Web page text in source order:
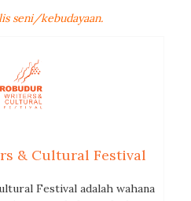
seni/kebudayaan.
& Cultural Festival
Festival adalah wahana